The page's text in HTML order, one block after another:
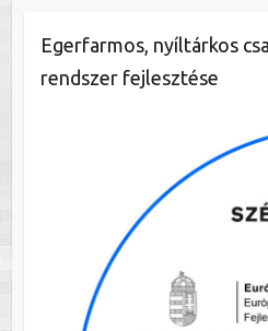
Egerfarmos, nyíltárkos
rendszer fejlesztése